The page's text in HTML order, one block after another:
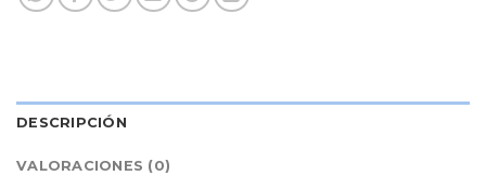
DESCRIPCIÓN
VALORACIONES (0)